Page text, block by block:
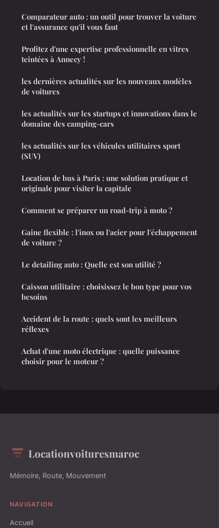
Comparateur auto : un outil pour trouver la voiture
et l'assurance qu'il vous faut
Profitez d'une expertise professionnelle en vitres
teintées à Annecy !
les dernières actualités sur les nouveaux modèles
de voitures
les actualités sur les startups et innovations dans le
domaine des camping-cars
les actualités sur les véhicules utilitaires sport
(SUV)
Location de bus à Paris : une solution pratique et
originale pour visiter la capitale
Comment se préparer un road-trip à moto ?
Gaine flexible : l'inox ou l'acier pour l'échappement
de voiture ?
Le detailing auto : Quelle est son utilité ?
Caisson utilitaire : choisissez le bon type pour vos
besoins
Accident de la route : quels sont les meilleurs
réflexes
Achat d'une moto électrique : quelle puissance
choisir pour le moteur ?
Locationvoituresmaroc
Mémoire, Route, Mouvement
NAVIGATION
Accueil